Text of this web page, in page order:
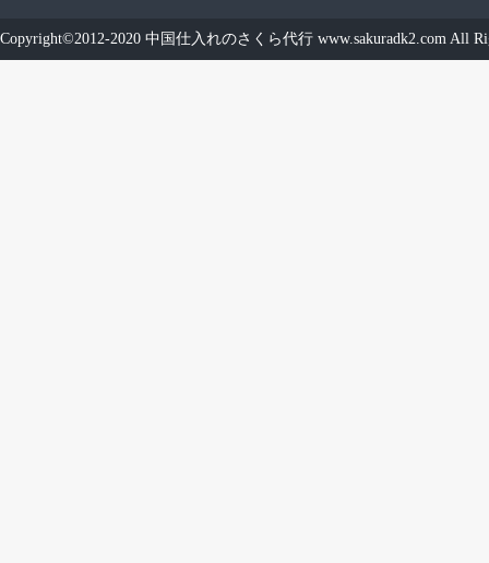
Copyright©2012-2020 中国仕入れのさくら代行 www.sakuradk2.com All